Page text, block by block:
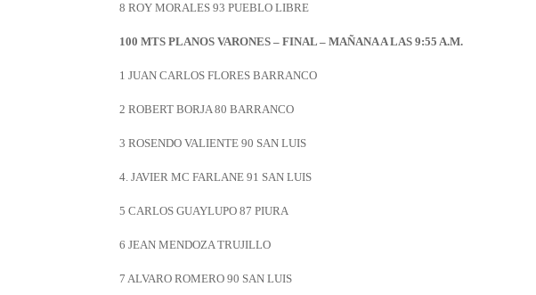
8 ROY MORALES 93 PUEBLO LIBRE
100 MTS PLANOS VARONES – FINAL – MAÑANA A LAS 9:55 A.M.
1 JUAN CARLOS FLORES BARRANCO
2 ROBERT BORJA 80 BARRANCO
3 ROSENDO VALIENTE 90 SAN LUIS
4. JAVIER MC FARLANE 91 SAN LUIS
5 CARLOS GUAYLUPO 87 PIURA
6 JEAN MENDOZA TRUJILLO
7 ALVARO ROMERO 90 SAN LUIS